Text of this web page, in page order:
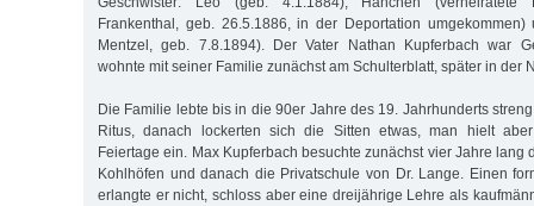
Frankenthal, geb. 26.5.1886, in der Deportation umgekommen)
Mentzel, geb. 7.8.1894). Der Vater Nathan Kupferbach war
wohnte mit seiner Familie zunächst am Schulterblatt, später in der
Die Familie lebte bis in die 90er Jahre des 19. Jahrhunderts
Ritus, danach lockerten sich die Sitten etwas, man hielt
Feiertage ein. Max Kupferbach besuchte zunächst vier Jahre lang
Kohlhöfen und danach die Privatschule von Dr. Lange. Einen
erlangte er nicht, schloss aber eine dreijährige Lehre als